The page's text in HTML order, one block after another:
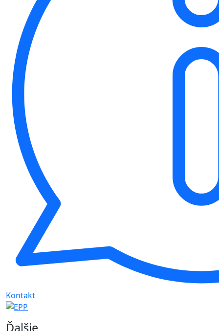
Kontakt
Ďalšie